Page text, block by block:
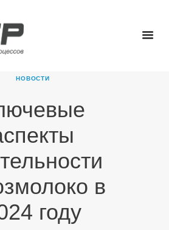
НОВОСТИ
в
году